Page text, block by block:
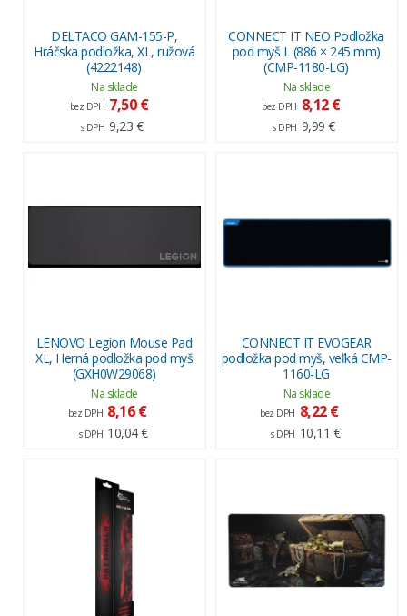
DELTACO GAM-155-P,
Hráčska podložka, XL, ružová
(4222148)
Na sklade
bez DPH 7,50 €
s DPH 9,23 €
CONNECT IT NEO Podložka
pod myš L (886 × 245 mm)
(CMP-1180-LG)
Na sklade
bez DPH 8,12 €
s DPH 9,99 €
LENOVO Legion Mouse Pad
XL, Herná podložka pod myš
(GXH0W29068)
Na sklade
bez DPH 8,16 €
s DPH 10,04 €
CONNECT IT EVOGEAR
podložka pod myš, veľká CMP-
1160-LG
Na sklade
bez DPH 8,22 €
s DPH 10,11 €